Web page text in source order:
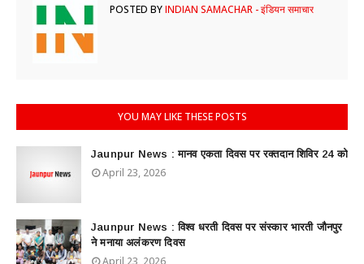
POSTED BYINDIAN SAMACHAR - इंडियन समाचार
YOU MAY LIKE THESE POSTS
Jaunpur News : ​मानव एकता दिवस पर रक्तदान शिविर 24 को
April 23, 2026
Jaunpur News : विश्व धरती दिवस पर संस्कार भारती जौनपुर
ने मनाया अलंकरण दिवस
April 23, 2026